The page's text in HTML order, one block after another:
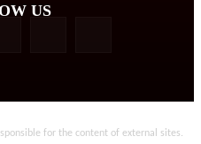
US
for the content of external sites.